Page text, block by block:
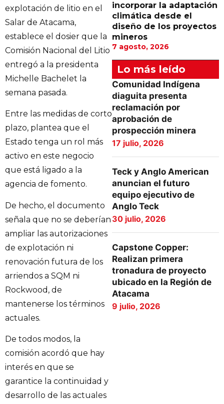
explotación de litio en el
Salar de Atacama,
establece el dosier que la
Comisión Nacional del Litio
entregó a la presidenta
Michelle Bachelet la
semana pasada.
Entre las medidas de corto
plazo, plantea que el
Estado tenga un rol más
activo en este negocio
que está ligado a la
agencia de fomento.
De hecho, el documento
señala que no se deberían
ampliar las autorizaciones
de explotación ni
renovación futura de los
arriendos a SQM ni
Rockwood, de
mantenerse los términos
actuales.
De todos modos, la
comisión acordó que hay
interés en que se
garantice la continuidad y
desarrollo de las actuales
incorporar la adaptación
climática desde el
diseño de los proyectos
mineros
7 agosto, 2026
Lo más leído
Comunidad Indígena
diaguita presenta
reclamación por
aprobación de
prospección minera
17 julio, 2026
Teck y Anglo American
anuncian el futuro
equipo ejecutivo de
Anglo Teck
30 julio, 2026
Capstone Copper:
Realizan primera
tronadura de proyecto
ubicado en la Región de
Atacama
9 julio, 2026